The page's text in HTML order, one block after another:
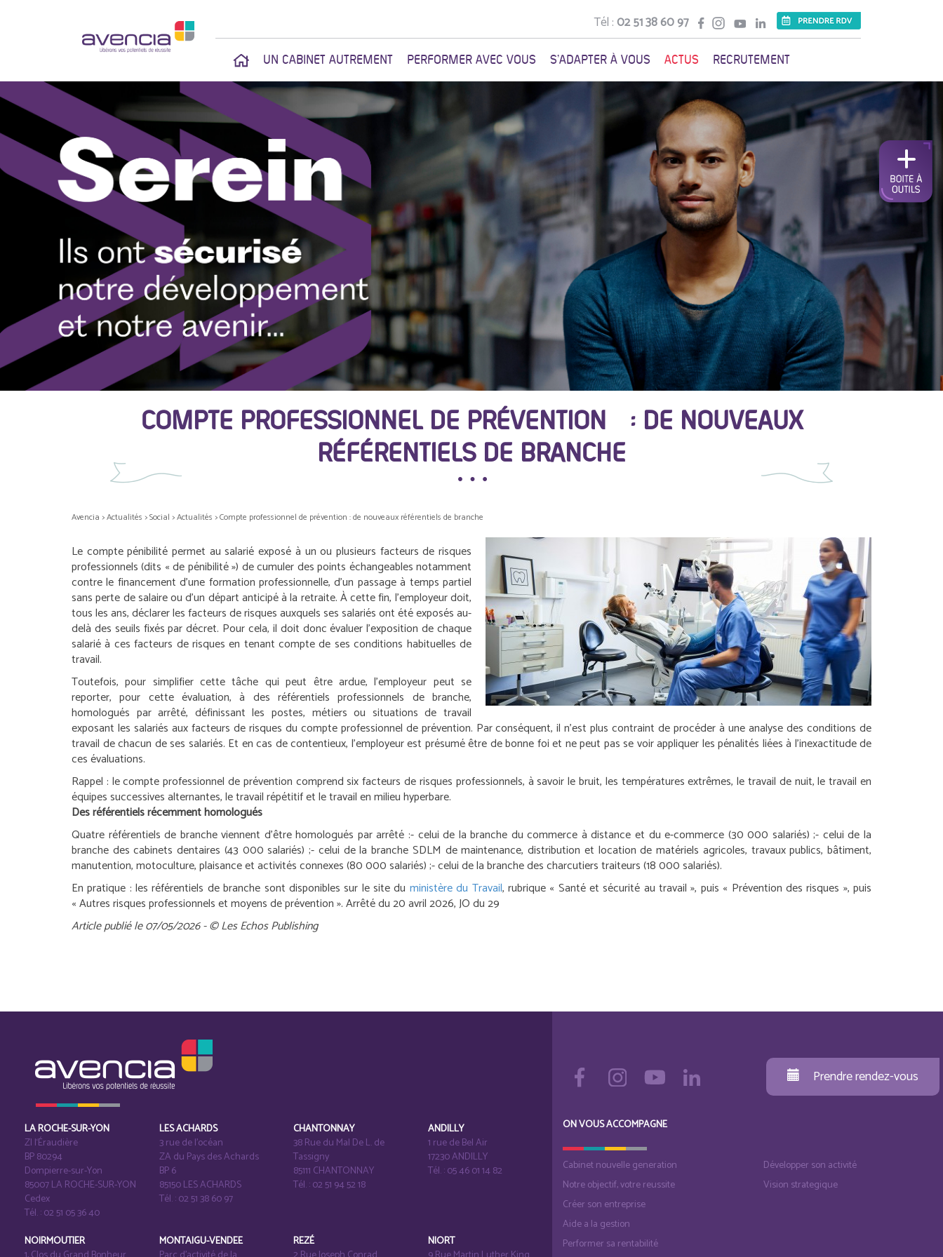
Tél :02 51 38 60 97
UN CABINET AUTREMENT PERFORMER AVEC VOUS S'ADAPTER À VOUS ACTUS RECRUTEMENT
COMPTE PROFESSIONNEL DE PRÉVENTION : DE NOUVEAUX
RÉFÉRENTIELS DE BRANCHE
Avencia >Actualités >Social >Actualités >Compte professionnel de prévention : de nouveaux référentiels de branche
Le compte pénibilité permet au salarié exposé à un ou plusieurs facteurs de risques
professionnels (dits « de pénibilité ») de cumuler des points échangeables notamment
contre le financement d’une formation professionnelle, d’un passage à temps partiel
sans perte de salaire ou d’un départ anticipé à la retraite. À cette fin, l’employeur doit,
tous les ans, déclarer les facteurs de risques auxquels ses salariés ont été exposés au-
delà des seuils fixés par décret. Pour cela, il doit donc évaluer l’exposition de chaque
salarié à ces facteurs de risques en tenant compte de ses conditions habituelles de
travail.
Toutefois, pour simplifier cette tâche qui peut être ardue, l’employeur peut se
reporter, pour cette évaluation, à des référentiels professionnels de branche,
homologués par arrêté, définissant les postes, métiers ou situations de travail
exposant les salariés aux facteurs de risques du compte professionnel de prévention. Par conséquent, il n’est plus contraint de procéder à une analyse des conditions de
travail de chacun de ses salariés. Et en cas de contentieux, l’employeur est présumé être de bonne foi et ne peut pas se voir appliquer les pénalités liées à l’inexactitude de
ces évaluations.
Rappel : le compte professionnel de prévention comprend six facteurs de risques professionnels, à savoir le bruit, les températures extrêmes, le travail de nuit, le travail en
équipes successives alternantes, le travail répétitif et le travail en milieu hyperbare.
Des référentiels récemment homologués
Quatre référentiels de branche viennent d’être homologués par arrêté :- celui de la branche du commerce à distance et du e-commerce (30 000 salariés) ;- celui de la
branche des cabinets dentaires (43 000 salariés) ;- celui de la branche SDLM de maintenance, distribution et location de matériels agricoles, travaux publics, bâtiment,
manutention, motoculture, plaisance et activités connexes (80 000 salariés) ;- celui de la branche des charcutiers traiteurs (18 000 salariés).
En pratique : les référentiels de branche sont disponibles sur le site du ministère du Travail, rubrique « Santé et sécurité au travail », puis « Prévention des risques », puis
« Autres risques professionnels et moyens de prévention ».Arrêté du 20 avril 2026, JO du 29
Article publié le 07/05/2026 - © Les Echos Publishing
LA ROCHE-SUR-YON
ZI l‘Éraudière
BP 80294
Dompierre-sur-Yon
85007 LA ROCHE-SUR-YON
Cedex
Tél. : 02 51 05 36 40
LES ACHARDS
3 rue de l’océan
ZA du Pays des Achards
BP 6
85150 LES ACHARDS
Tél. : 02 51 38 60 97
CHANTONNAY
38 Rue du Mal De L. de
Tassigny
85111 CHANTONNAY
Tél. : 02 51 94 52 18
ANDILLY
1 rue de Bel Air
17230 ANDILLY
Tél. : 05 46 01 14 82
NOIRMOUTIER
MONTAIGU-VENDEE
REZÉ
NIORT
Prendre rendez-vous
ON VOUS ACCOMPAGNE
Cabinet nouvelle generation
Notre objectif, votre reussite
Créer son entreprise
Aide a la gestion
Performer sa rentabilité
Développer son activité
Vision strategique